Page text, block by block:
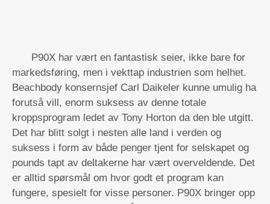
P90X har vært en fantastisk seier, ikke bare for
markedsføring, men i vekttap industrien som helhet.
Beachbody konsernsjef Carl Daikeler kunne umulig ha
forutså vill, enorm suksess av denne totale
kroppsprogram ledet av Tony Horton da den ble utgitt.
Det har blitt solgt i nesten alle land i verden og
suksess i form av både penger tjent for selskapet og
pounds tapt av deltakerne har vært overveldende. Det
er alltid spørsmål om hvor godt et program kan
fungere, spesielt for visse personer. P90X bringer opp